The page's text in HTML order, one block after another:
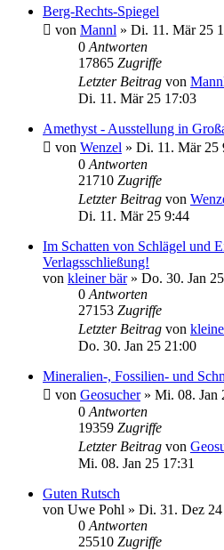
Berg-Rechts-Spiegel
von Mannl » Di. 11. Mär 25
0 Antworten
17865 Zugriffe
Letzter Beitrag von
Di. 11. Mär 25 17:03
Amethyst - Ausstellung in
von Wenzel » Di. 11. Mär 25
0 Antworten
21710 Zugriffe
Letzter Beitrag von
Di. 11. Mär 25 9:44
Im Schatten von Schlägel und
Verlagsschließung!
von kleiner bär» Do. 30. Jan
0 Antworten
27153 Zugriffe
Letzter Beitrag von
Do. 30. Jan 25 21:00
Mineralien-, Fossilien- und
von Geosucher» Mi. 08. Jan
0 Antworten
19359 Zugriffe
Letzter Beitrag von
Mi. 08. Jan 25 17:31
Guten Rutsch
von Uwe Pohl » Di. 31. Dez
0 Antworten
25510 Zugriffe